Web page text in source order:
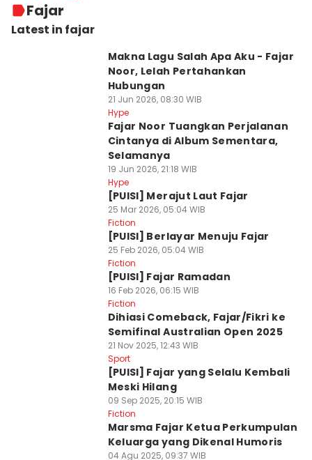
Fajar
Latest in fajar
Makna Lagu Salah Apa Aku - Fajar
Noor, Lelah Pertahankan
Hubungan
21 Jun 2026, 08:30 WIB
Hype
Fajar Noor Tuangkan Perjalanan
Cintanya di Album Sementara,
Selamanya
19 Jun 2026, 21:18 WIB
Hype
[PUISI] Merajut Laut Fajar
25 Mar 2026, 05:04 WIB
Fiction
[PUISI] Berlayar Menuju Fajar
25 Feb 2026, 05:04 WIB
Fiction
[PUISI] Fajar Ramadan
16 Feb 2026, 06:15 WIB
Fiction
Dihiasi Comeback, Fajar/Fikri ke
Semifinal Australian Open 2025
21 Nov 2025, 12:43 WIB
Sport
[PUISI] Fajar yang Selalu Kembali
Meski Hilang
09 Sep 2025, 20:15 WIB
Fiction
Marsma Fajar Ketua Perkumpulan
Keluarga yang Dikenal Humoris
04 Agu 2025, 09:37 WIB